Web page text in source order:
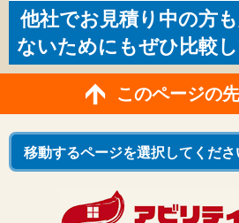
他社でお見積り中の方
ないためにもぜひ比較
このページの